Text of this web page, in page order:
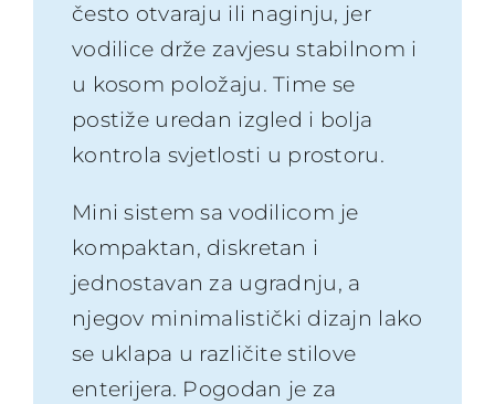
često otvaraju ili naginju, jer
vodilice drže zavjesu stabilnom i
u kosom položaju. Time se
postiže uredan izgled i bolja
kontrola svjetlosti u prostoru.
Mini sistem sa vodilicom je
kompaktan, diskretan i
jednostavan za ugradnju, a
njegov minimalistički dizajn lako
se uklapa u različite stilove
enterijera. Pogodan je za